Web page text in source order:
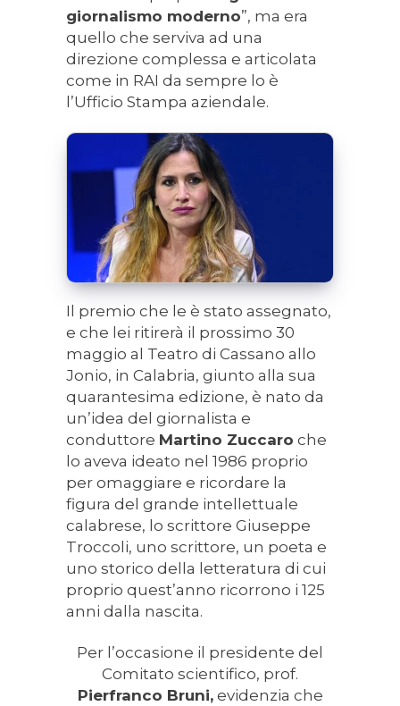
giornalismo moderno”, ma era
quello che serviva ad una
direzione complessa e articolata
come in RAI da sempre lo è
l’Ufficio Stampa aziendale.
Il premio che le è stato assegnato,
e che lei ritirerà il prossimo 30
maggio al Teatro di Cassano allo
Jonio, in Calabria, giunto alla sua
quarantesima edizione, è nato da
un’idea del giornalista e
conduttore Martino Zuccaro che
lo aveva ideato nel 1986 proprio
per omaggiare e ricordare la
figura del grande intellettuale
calabrese, lo scrittore Giuseppe
Troccoli, uno scrittore, un poeta e
uno storico della letteratura di cui
proprio quest’anno ricorrono i 125
anni dalla nascita.
Per l’occasione il presidente del
Comitato scientifico, prof.
Pierfranco Bruni,evidenzia che